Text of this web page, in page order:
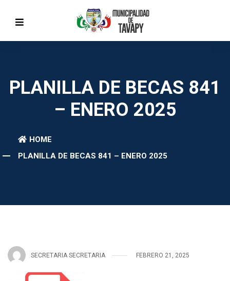
PLANILLA DE BECAS 841
– ENERO 2025
HOME
PLANILLA DE BECAS 841 – ENERO 2025
SECRETARIA SECRETARIA FEBRERO 21, 2025